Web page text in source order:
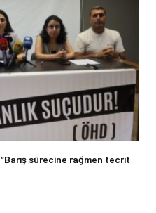
sürecine rağmen tecrit